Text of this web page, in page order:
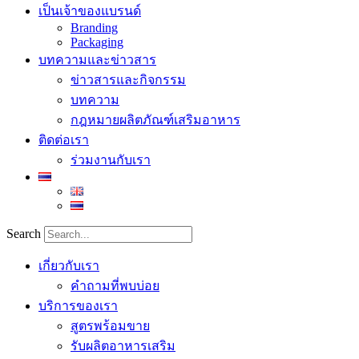
เป็นเจ้าของแบรนด์
Branding
Packaging
บทความและข่าวสาร
ข่าวสารและกิจกรรม
บทความ
กฎหมายผลิตภัณฑ์เสริมอาหาร
ติดต่อเรา
ร่วมงานกับเรา
Search
เกี่ยวกับเรา
คำถามที่พบบ่อย
บริการของเรา
สูตรพร้อมขาย
รับผลิตอาหารเสริม